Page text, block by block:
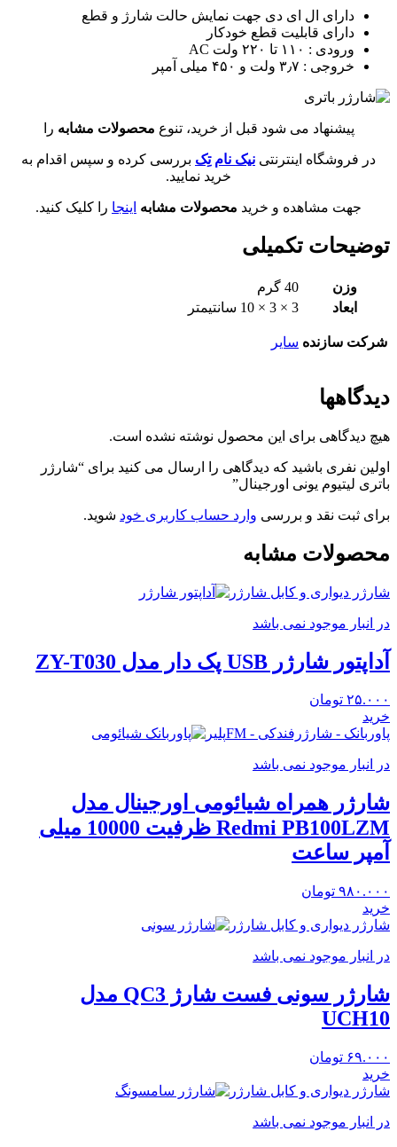
دارای ال ای دی جهت نمایش حالت شارژ و قطع
دارای قابلیت قطع خودکار
ورودی : ۱۱۰ تا ۲۲۰ ولت AC
خروجی : ۳٫۷ ولت و ۴۵۰ میلی آمپر
پیشنهاد می شود قبل از خرید، تنوع محصولات مشابه را
در فروشگاه اینترنتی نیک نام تِک بررسی کرده و سپس اقدام به
خرید نمایید.
جهت مشاهده و خرید محصولات مشابه اینجا را کلیک کنید.
توضیحات تکمیلی
وزن
40 گرم
ابعاد
3 × 3 × 10 سانتیمتر
شرکت سازنده سایر
دیدگاهها
هیچ دیدگاهی برای این محصول نوشته نشده است.
اولین نفری باشید که دیدگاهی را ارسال می کنید برای “شارژر
باتری لیتیوم یونی اورجینال”
برای ثبت نقد و بررسی وارد حساب کاربری خود شوید.
محصولات مشابه
شارژر دیواری و کابل شارژر
در انبار موجود نمی باشد
آداپتور شارژر USB پک دار مدل ZY-T030
۲۵.۰۰۰ تومان
خرید
پاوربانک - شارژرفندکی - FMپلیر
در انبار موجود نمی باشد
شارژر همراه شیائومی اورجینال مدل
Redmi PB100LZM ظرفیت 10000 میلی
آمپر ساعت
۹۸۰.۰۰۰ تومان
خرید
شارژر دیواری و کابل شارژر
در انبار موجود نمی باشد
شارژر سونی فست شارژ QC3 مدل
UCH10
۶۹.۰۰۰ تومان
خرید
شارژر دیواری و کابل شارژر
در انبار موجود نمی باشد